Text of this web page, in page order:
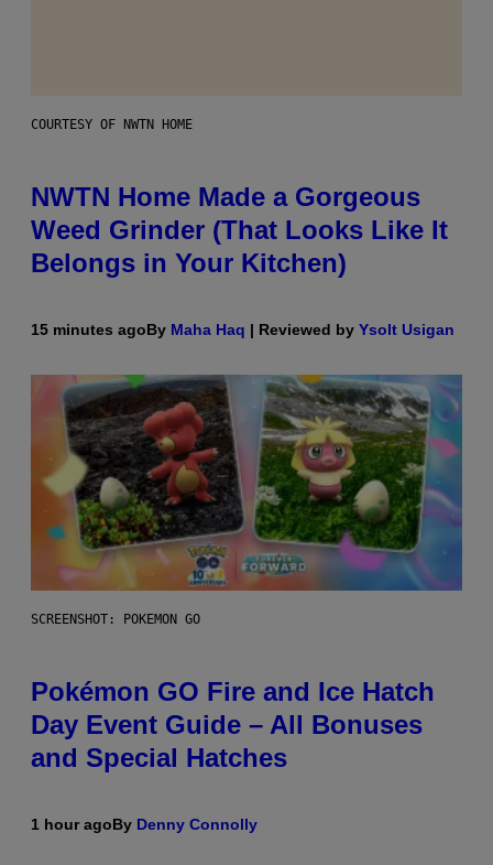
COURTESY OF NWTN HOME
NWTN Home Made a Gorgeous
Weed Grinder (That Looks Like It
Belongs in Your Kitchen)
15 minutes agoBy Maha Haq | Reviewed by Ysolt Usigan
SCREENSHOT: POKEMON GO
Pokémon GO Fire and Ice Hatch
Day Event Guide – All Bonuses
and Special Hatches
1 hour agoBy Denny Connolly